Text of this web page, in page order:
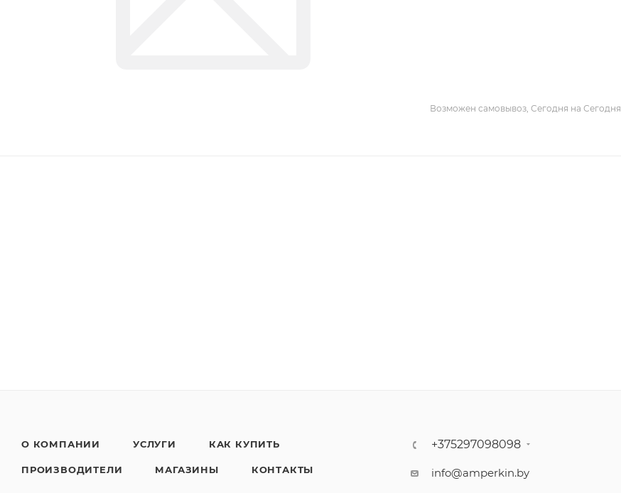
Возможен самовывоз, Сегодня на Сегодня.
О КОМПАНИИ УСЛУГИ КАК КУПИТЬ
ПРОИЗВОДИТЕЛИ МАГАЗИНЫ КОНТАКТЫ
+375297098098
info@amperkin.by